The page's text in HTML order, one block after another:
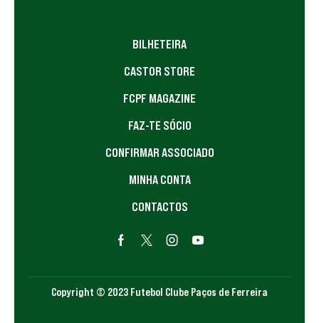
BILHETEIRA
CASTOR STORE
FCPF MAGAZINE
FAZ-TE SÓCIO
CONFIRMAR ASSOCIADO
MINHA CONTA
CONTACTOS
Copyright © 2023 Futebol Clube Paços de Ferreira